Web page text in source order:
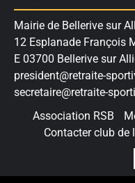
Mairie de Bellerive sur
12 Esplanade François
E 03700 Bellerive sur
president@retraite-
secretaire@retraite-
Association RSB
Contacter club de